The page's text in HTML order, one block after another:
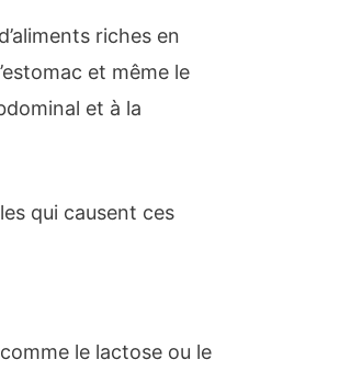
riches en
et même le
et à la
qui causent ces
le lactose ou le